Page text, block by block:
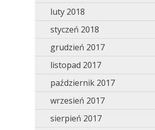
luty 2018
styczeń 2018
grudzień 2017
listopad 2017
październik 2017
wrzesień 2017
sierpień 2017